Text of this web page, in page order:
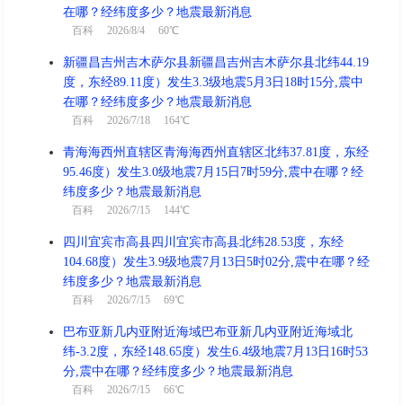
在哪？经纬度多少？地震最新消息
百科 2026/8/4 60℃
新疆昌吉州吉木萨尔县新疆昌吉州吉木萨尔县北纬44.19
度，东经89.11度）发生3.3级地震5月3日18时15分,震中
在哪？经纬度多少？地震最新消息
百科 2026/7/18 164℃
青海海西州直辖区青海海西州直辖区北纬37.81度，东经
95.46度）发生3.0级地震7月15日7时59分,震中在哪？经
纬度多少？地震最新消息
百科 2026/7/15 144℃
四川宜宾市高县四川宜宾市高县北纬28.53度，东经
104.68度）发生3.9级地震7月13日5时02分,震中在哪？经
纬度多少？地震最新消息
百科 2026/7/15 69℃
巴布亚新几内亚附近海域巴布亚新几内亚附近海域北
纬-3.2度，东经148.65度）发生6.4级地震7月13日16时53
分,震中在哪？经纬度多少？地震最新消息
百科 2026/7/15 66℃